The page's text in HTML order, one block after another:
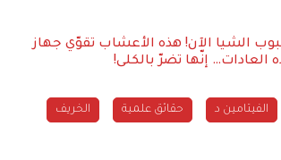
الشيا الآن! هذه الأعشاب تقوّي جهاز
العادات… إنّها تضرّ بالكلى!
الفيتامين د حقائق علمية الخريف